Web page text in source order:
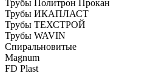
Трубы Политрон Прокан
Трубы ИКАПЛАСТ
Трубы ТЕХСТРОЙ
Трубы WAVIN
Спиральновитые
Magnum
FD Plast